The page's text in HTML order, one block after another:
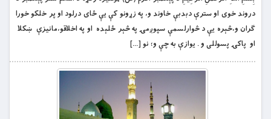
دروند خوى او سترې دبدبې خاوند و، په زړونو کې يې ځاى درلود او پر خلکو خورا
ګران و،څېره يې د څوارلسمې سپوږمۍ په څېر ځلېده او په اخلاقو،مانيزې ښکلا
او پاکۍ پسوللی و . يوازې به چې و؛ نو […]